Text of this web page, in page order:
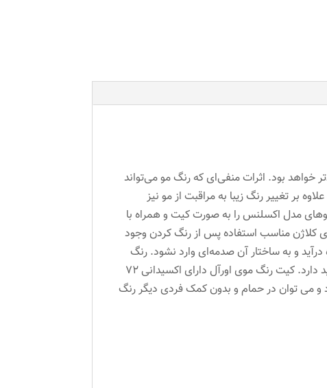
خواهد بود. اثرات منفی‌ای که رنگ مو می‌تواند
بر تغییر رنگ زیبا به مراقبت از مو نیز
مدل اکسلنس را به صورت کیت و همراه با
کلاژن مناسب استفاده پس از رنگ کردن وجود
و به ساختار آن صدمه‌ای وارد نشود. رنگ
موی اکسلنس باعث افزایش 85% مو در برابر براشینگ و اتو کشیدن می‌شود و قدرت بالایی در پوشاندن موهای سفید دارد. کیت رنگ موی اورآل دارای اکسیدانی 72
و می توان در حمام و بدون کمک فردی دیگر رنگ